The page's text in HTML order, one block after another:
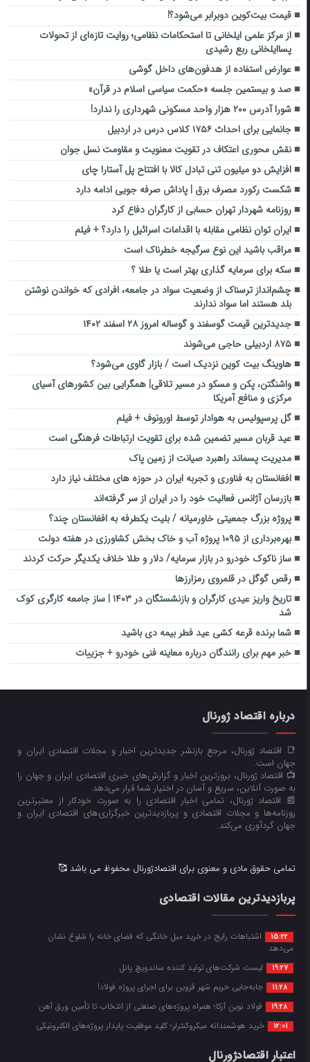
قیمت بیت‌کوین دوبرابر می‌شود؟!
از مرکز علمی ایلخانی تا استحکامات نظامی؛ روایت تازه‌ای از تحولات
پساایلخانی ربع رشیدی
عوارض استفاده از هدفون‌های داخل گوشی
صد و بیستمین جلسه «حکمت سیاسی اسلام در قرآن»
شورا آدرس ۲۰۰ هزار واحد مسکونی شهرداری را ندارد!
جانمایی برای احداث ۱۷۵۶ کلاس درس در اردبیل
نقش محوری اعتکاف در تقویت معنویت و مقاومت نسل جوان
افزایش دو میلیون تنی تبادل کالا با افتتاح پل آستارا چای
شکست رکورد مصرف برق | پاداش صرفه جویی ادامه دارد
روزنامه شهردار تهران حسابی از کارگران دفاع کرد
ایران توان نظامی مقابله با اقدامات اسرائیل را دارد؟ + فیلم
مراقب باشید این نوع سرگیجه خطرناک است
سکه برای سرمایه گذاری بهتر است یا طلا ؟
چشم‌انداز ترسناک از وضعیت سواد در جامعه، افرادی که خواندن نوشتن
بلد هستند اما سواد ندارند
جدیدترین قیمت گوسفند و گوساله امروز ۲۸ اسفند ۱۴۰۲
۸۷۵ اردبیلی حاجی می‌شوند
هاوینگ بیت کوین نزدیک است / بازار گاوی می‌شود؟
واشنگتن، پکن و مسکو در مسیر تلاقی| همگرایی بین کشورهای آسیای
مرکزی و منافع آمریکا
گل پرسپولیس به هوادار توسط اورونوف + فیلم
عید قربان مسیر تضمین شده برای تقویت ارتباطات فرهنگی است
مدیریت پسماند راهبرد صیانت از زمین پاک
افغانستان به فناوری و تجربه ایران در حوزه های مختلف نیاز دارد
بازرسان آژانس فعالیت خود را در ایران از سر گرفته‌اند
پروژه بزرگ جمعیتی خاورمیانه / بلیت یکطرفه به افغانستان چند؟
بهره‌برداری از ۱۰۹۵ پروژه آب و خاک بخش کشاورزی در هفته دولت
ساز ناکوک خودرو در بازار سرمایه/ دلار و طلا خلاف یکدیگر حرکت کردند
رقص گوگل در قلمروی رمزارزها
تاریخ واریز عیدی کارگران و بازنشستگان در ۱۴۰۳ | ساز جامعه کارگری کوک
شد
شما برنده قرعه کشی عید فطر بیمه دی باشید
خبر مهم برای رانندگان درباره معاینه فنی خودرو + جزییات
درباره اقتصاد ژورنال
📑 اقتصاد ژورنال، مرجع بازنشر جدیدترین اخبار و مجلات اقتصادی ایران و
جهان است.
📺 اقتصاد ژورنال، بروزترین اخبار و گزارش‌های خبری اقتصادی ایران و جهان را
به صورت آنلاین، سریع و آسان در اختیار شما قرار می‌‌دهد.
📰 اقتصاد ژورنال، تمامی اخبار اقتصادی را به صورت خودکار از معتبرترین
روزنامه‌ها و مجلات اقتصادی و پربازدیدترین خبرگزاری‌های اقتصادی ایران و
جهان گردآوری می‌کند.
تمامی حقوق مادی و معنوی برای اقتصادژورنال محفوظ می باشد 🥰
پربازدیدترین مقالات اقتصادی
15:22
اشتباهات رایج در خرید مبل خانگی که فضای خانه را شلوغ نشان
می‌دهد
19:27 لیست شرکت‌های تولید کننده ساندویچ پانل
11:28 جابه‌جایی حریم شهر قزوین برای اجرای پروژه فولاد!
19:28 فولاد نوین آرکا؛ همراه پروژه‌های صنعتی از انتخاب تا تأمین ورق آهن
12:01 خرید هوشمندانه میکروکنترلر؛ کلید موفقیت پایدار پروژه‌های الکترونیکی
اعتبار اقتصادژورنال